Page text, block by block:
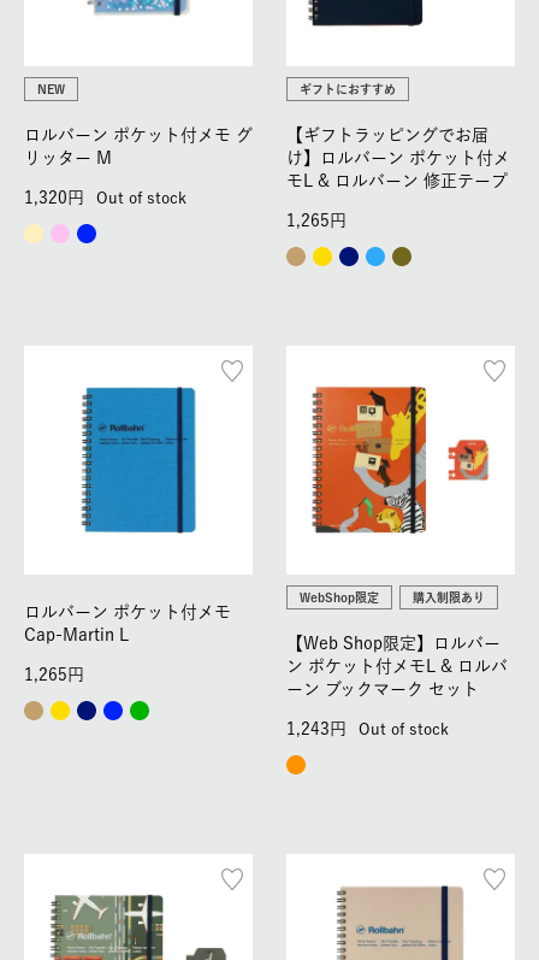
NEW
ロルバーン ポケット付メモ グ
リッター M
1,320 Out of stock
ギフトにおすすめ
【ギフトラッピングでお届
け】ロルバーン ポケット付メ
モL & ロルバーン 修正テープ
1,265
ロルバーン ポケット付メモ
Cap-Martin L
1,265
WebShop限定 購入制限あり
【Web Shop限定】ロルバー
ン ポケット付メモL & ロルバ
ーン ブックマーク セット
1,243 Out of stock